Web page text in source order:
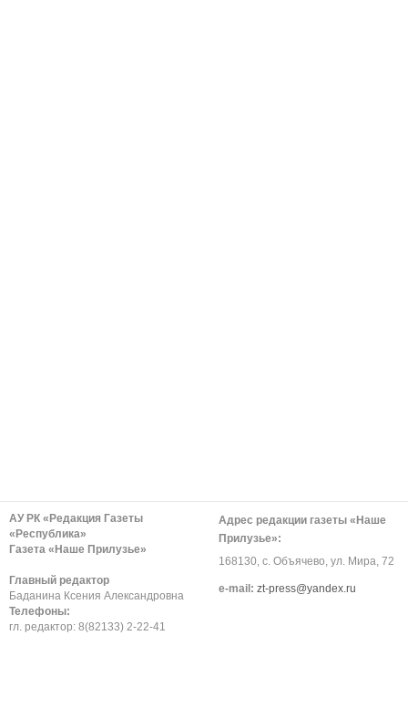
АУ РК «Редакция Газеты
«Республика»
Газета «Наше Прилузье»
Главный редактор
Баданина Ксения Александровна
Телефоны:
гл. редактор: 8(82133) 2-22-41
Адрес редакции газеты «Наше
Прилузье»:
168130, с. Объячево, ул. Мира, 72
е-mail: zt-press@yandex.ru